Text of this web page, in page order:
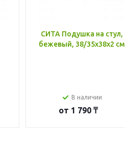
СИТА Подушка на стул,
бежевый, 38/35x38x2 см
В наличии
от 1 790 ₸